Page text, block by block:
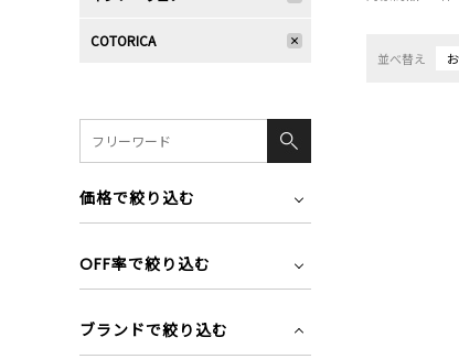
並べ替え
COTORICA
価格で絞り込む
OFF率で絞り込む
ブランドで絞り込む